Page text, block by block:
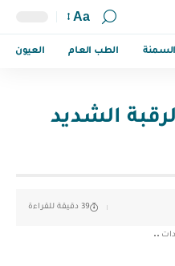
Aa
الطب العام العيون
الشديد
39 دقيقة للقراءة